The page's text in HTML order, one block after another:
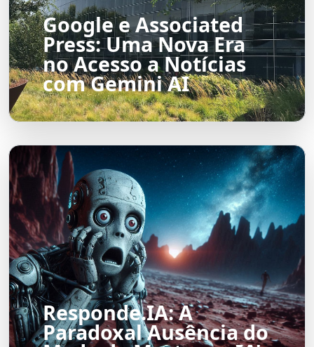
Google e Associated
Press: Uma Nova Era
no Acesso a Notícias
com Gemini AI
Responde.IA: A
Paradoxal Ausência do